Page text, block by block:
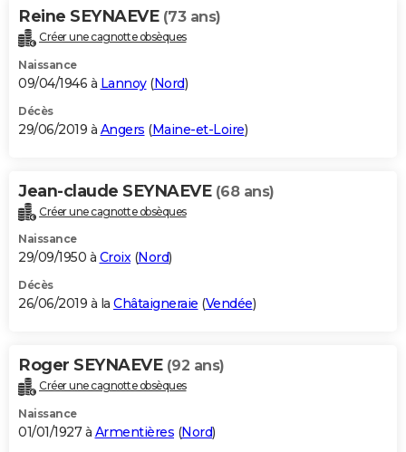
Reine SEYNAEVE (73 ans)
Créer une cagnotte obsèques
Naissance
09/04/1946 à Lannoy(Nord)
Décès
29/06/2019 à Angers (Maine-et-Loire)
Jean-claude SEYNAEVE (68 ans)
Créer une cagnotte obsèques
Naissance
29/09/1950 à Croix(Nord)
Décès
26/06/2019 à la Châtaigneraie (Vendée)
Roger SEYNAEVE (92 ans)
Créer une cagnotte obsèques
Naissance
01/01/1927 à Armentières (Nord)